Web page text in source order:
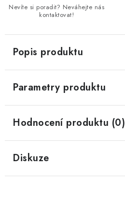
Nevíte si poradit? Neváhejte nás
kontaktovat!
Popis produktu
Parametry produktu
Hodnocení produktu (0)
Diskuze